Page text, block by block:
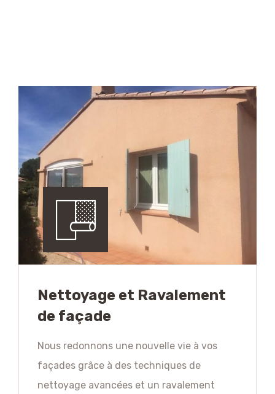
Nettoyage et Ravalement
de façade
Nous redonnons une nouvelle vie à vos
façades grâce à des techniques de
nettoyage avancées et un ravalement